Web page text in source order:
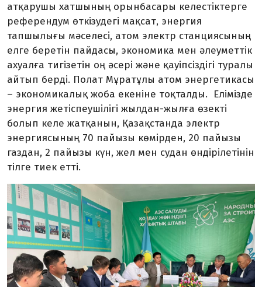
атқарушы хатшының орынбасары келестіктерге
референдум өткізудегі мақсат, энергия
тапшылығы мәселесі, атом электр станциясының
елге беретін пайдасы, экономика мен әлеуметтік
ахуалға тигізетін оң әсері және қауіпсіздігі туралы
айтып берді. Полат Мұратұлы атом энергетикасы
– экономикалық жоба екеніне тоқталды. Елімізде
энергия жетіспеушілігі жылдан-жылға өзекті
болып келе жатқанын, Қазақстанда электр
энергиясының 70 пайызы көмірден, 20 пайызы
газдан, 2 пайызы күн, жел мен судан өндірілетінін
тілге тиек етті.